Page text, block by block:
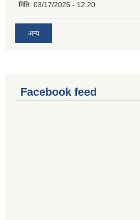
मिति: 03/17/2026 - 12:20
अन्य
Facebook feed